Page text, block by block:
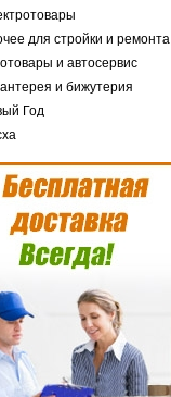
для стройки и ремонта
и автосервис
и бижутерия
Год